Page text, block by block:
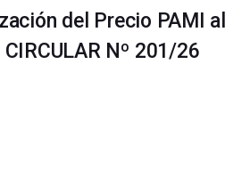
del Precio PAMI al
Nº 201/26